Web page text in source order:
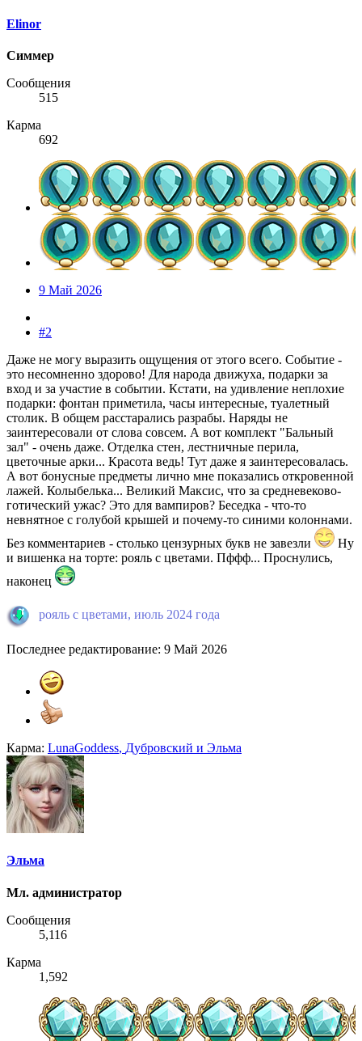
Elinor
Симмер
Сообщения
515
Карма
692
9 Май 2026
#2
Даже не могу выразить ощущения от этого всего. Событие -
это несомненно здорово! Для народа движуха, подарки за
вход и за участие в событии. Кстати, на удивление неплохие
подарки: фонтан приметила, часы интересные, туалетный
столик. В общем расстарались разрабы. Наряды не
заинтересовали от слова совсем. А вот комплект "Бальный
зал" - очень даже. Отделка стен, лестничные перила,
цветочные арки... Красота ведь! Тут даже я заинтересовалась.
А вот бонусные предметы лично мне показались откровенной
лажей. Колыбелька... Великий Максис, что за средневеково-
готический ужас? Это для вампиров? Беседка - что-то
невнятное с голубой крышей и почему-то синими колоннами.
Без комментариев - столько цензурных букв не завезли
Ну
и вишенка на торте: рояль с цветами. Пффф... Проснулись,
наконец
рояль с цветами, июль 2024 года
Последнее редактирование: 9 Май 2026
Карма: LunaGoddess, Дубровский и Эльма
Эльма
Мл. администратор
Сообщения
5,116
Карма
1,592